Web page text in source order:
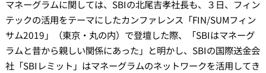
マネーグラムに関しては、SBIの北尾吉孝社長も、３日、フィン
テックの活用をテーマにしたカンファレンス「FIN/SUMフィン
サム2019」（東京・丸の内） で登壇した際、「SBIはマネーグ
ラムと昔から親しい関係にあった」と明かし、SBIの国際送金会
社「SBIレミット」はマネーグラムのネットワークを活用してき